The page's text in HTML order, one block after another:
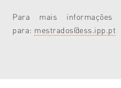
Para mais informações
para: mestrados@ess.ipp.pt